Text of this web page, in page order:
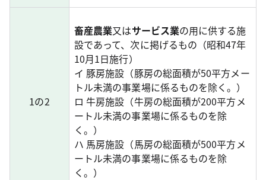
1の2
畜産農業又はサービス業の用に供する施
設であって、次に掲げるもの（昭和47年
10月1日施行）
イ 豚房施設（豚房の総面積が50平方メー
トル未満の事業場に係るものを除く。）
ロ 牛房施設（牛房の総面積が200平方メ
ートル未満の事業場に係るものを除
く。）
ハ 馬房施設（馬房の総面積が500平方メ
ートル未満の事業場に係るものを除
く。）